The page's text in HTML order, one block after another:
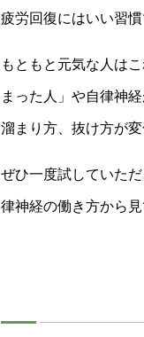
疲労回復にはいい習慣
もともと元気な人は
まった人」や自律神
溜まり方、抜け方が変
ぜひ一度試していた
律神経の働き方から